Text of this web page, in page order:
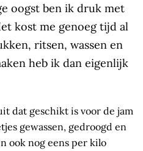
oogst ben ik druk met
kost me genoeg tijd al
ritsen, wassen en
heb ik dan eigenlijk
dat geschikt is voor de jam
gewassen, gedroogd en
ook nog eens per kilo